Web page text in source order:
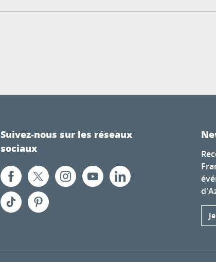
Suivez-nous sur les réseaux
sociaux